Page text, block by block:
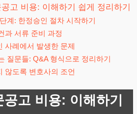
고 비용: 이해하기 쉽게 정리하기
계: 한정승인 절차 시작하기
과 서류 준비 과정
사례에서 발생한 문제
질문들: Q&A 형식으로 정리하기
않도록 변호사의 조언
고 비용: 이해하기